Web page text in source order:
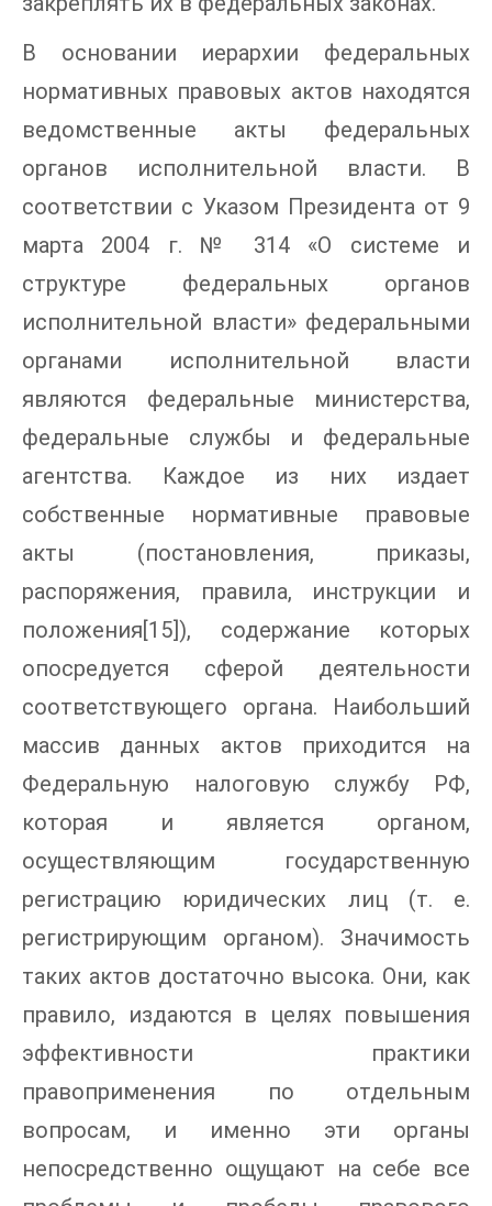
В основании иерархии федеральных
нормативных правовых актов находятся
ведомственные акты федеральных
органов исполнительной власти. В
соответствии с Указом Президента от 9
марта 2004 г. № 314 «О системе и
структуре федеральных органов
исполнительной власти» федеральными
органами исполнительной власти
являются федеральные министерства,
федеральные службы и федеральные
агентства. Каждое из них издает
собственные нормативные правовые
акты (постановления, приказы,
распоряжения, правила, инструкции и
положения[15]), содержание которых
опосредуется сферой деятельности
соответствующего органа. Наибольший
массив данных актов приходится на
Федеральную налоговую службу РФ,
которая и является органом,
осуществляющим государственную
регистрацию юридических лиц (т. е.
регистрирующим органом). Значимость
таких актов достаточно высока. Они, как
правило, издаются в целях повышения
эффективности практики
правоприменения по отдельным
вопросам, и именно эти органы
непосредственно ощущают на себе все